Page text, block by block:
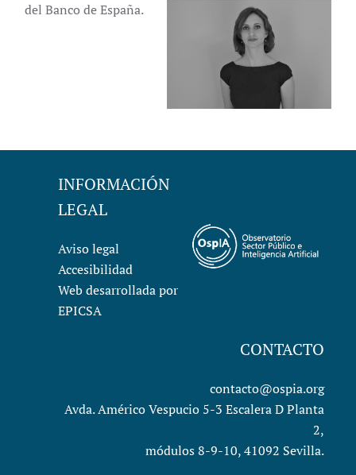
del Banco de España.
INFORMACIÓN
LEGAL
Aviso legal
Accesibilidad
Web desarrollada por
EPICSA
CONTACTO
contacto@ospia.org
Avda. Américo Vespucio 5-3 Escalera D Planta
2,
módulos 8-9-10, 41092 Sevilla.